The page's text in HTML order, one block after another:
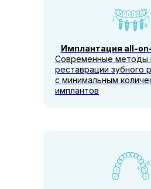
Имплантация all-
Современные методы
реставрации зубного
с минимальным
имплантов